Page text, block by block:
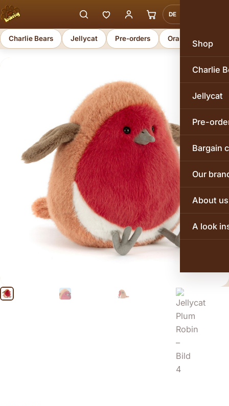
DE
Shop
Charlie
Jellycat
Pre-
Bargain
Our
About us
A look
Charlie Bears Jellycat Pre-orders Orange Toys